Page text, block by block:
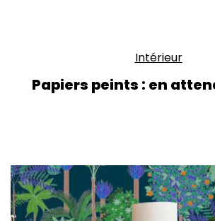
Intérieur
Papiers peints : en